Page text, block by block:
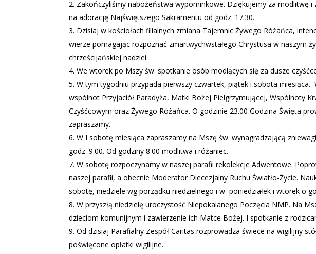
Zakończyliśmy nabożeństwa wypominkowe. Dziękujemy za modlitwę i
na adorację Najświętszego Sakramentu od godz. 17.30.
Dzisiaj w kościołach filialnych zmiana Tajemnic Żywego Różańca,
wierze pomagając rozpoznać zmartwychwstałego Chrystusa w naszym
chrześcijańskiej nadziei.
We wtorek po Mszy św. spotkanie osób modlących się za dusze
W tym tygodniu przypada pierwszy czwartek, piątek i sobota miesiąca.
wspólnot Przyjaciół Paradyża, Matki Bożej Pielgrzymującej, Wspólnoty
Czyśćcowym oraz Żywego Różańca. O godzinie 23.00 Godzina Święta
zapraszamy.
W I sobotę miesiąca zapraszamy na Mszę św. wynagradzającą
godz. 9.00. Od godziny 8.00 modlitwa i różaniec.
W sobotę rozpoczynamy w naszej parafii rekolekcje Adwentowe.
naszej parafii, a obecnie Moderator Diecezjalny Ruchu Światło-Życie.
sobotę, niedziele wg porządku niedzielnego i w poniedziałek i wtorek o
W przyszłą niedzielę uroczystość Niepokalanego Poczęcia NMP. Na
dzieciom komunijnym i zawierzenie ich Matce Bożej. I spotkanie z
Od dzisiaj Parafialny Zespół Caritas rozprowadza świece na wigilijny
poświęcone opłatki wigilijne.